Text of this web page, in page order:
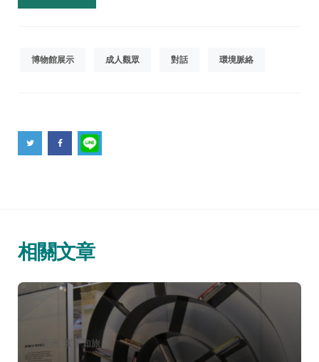
博物館展示 成人觀眾 對話 環境脈絡
相關文章
分
類：
亞洲 寰宇知旅